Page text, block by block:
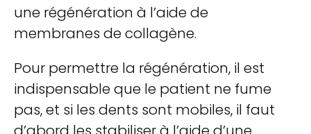
une régénération à l’aide de
membranes de collagène.
Pour permettre la régénération, il est
indispensable que le patient ne fume
pas, et si les dents sont mobiles, il faut